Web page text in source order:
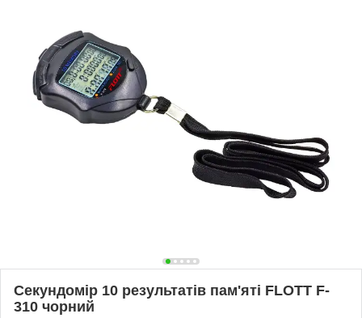
Секундомір 10 результатів пам'яті FLOTT F-
310 чорний